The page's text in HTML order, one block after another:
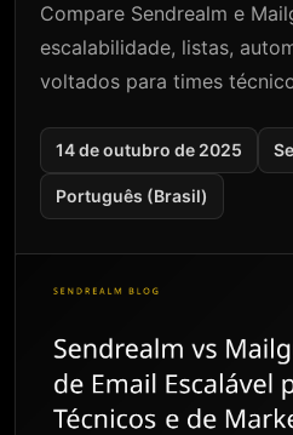
Compare Sendrealm e
escalabilidade, listas,
voltados para times
14 de outubro de 2025
Português (Brasil)